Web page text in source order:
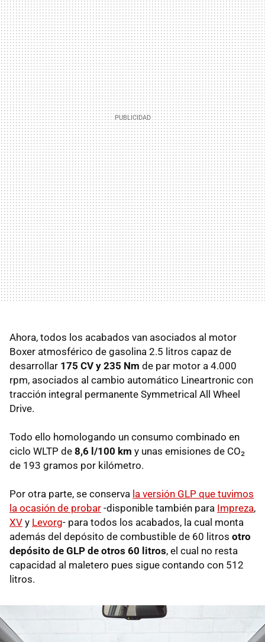
Ahora, todos los acabados van asociados al motor
Boxer atmosférico de gasolina 2.5 litros capaz de
desarrollar 175 CV y 235 Nm de par motor a 4.000
rpm, asociados al cambio automático Lineartronic con
tracción integral permanente Symmetrical All Wheel
Drive.
Todo ello homologando un consumo combinado en
ciclo WLTP de 8,6 l/100 km y unas emisiones de CO₂
de 193 gramos por kilómetro.
Por otra parte, se conserva la versión GLP que tuvimos
la ocasión de probar -disponible también para Impreza,
XV y Levorg- para todos los acabados, la cual monta
además del depósito de combustible de 60 litros otro
depósito de GLP de otros 60 litros, el cual no resta
capacidad al maletero pues sigue contando con 512
litros.